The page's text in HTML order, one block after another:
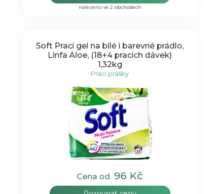
nalezeno ve 2 obchodech
Soft Prací gel na bílé i barevné prádlo,
Linfa Aloe, (18+4 pracích dávek)
1,32kg
Prací prášky
Cena od 96 Kč